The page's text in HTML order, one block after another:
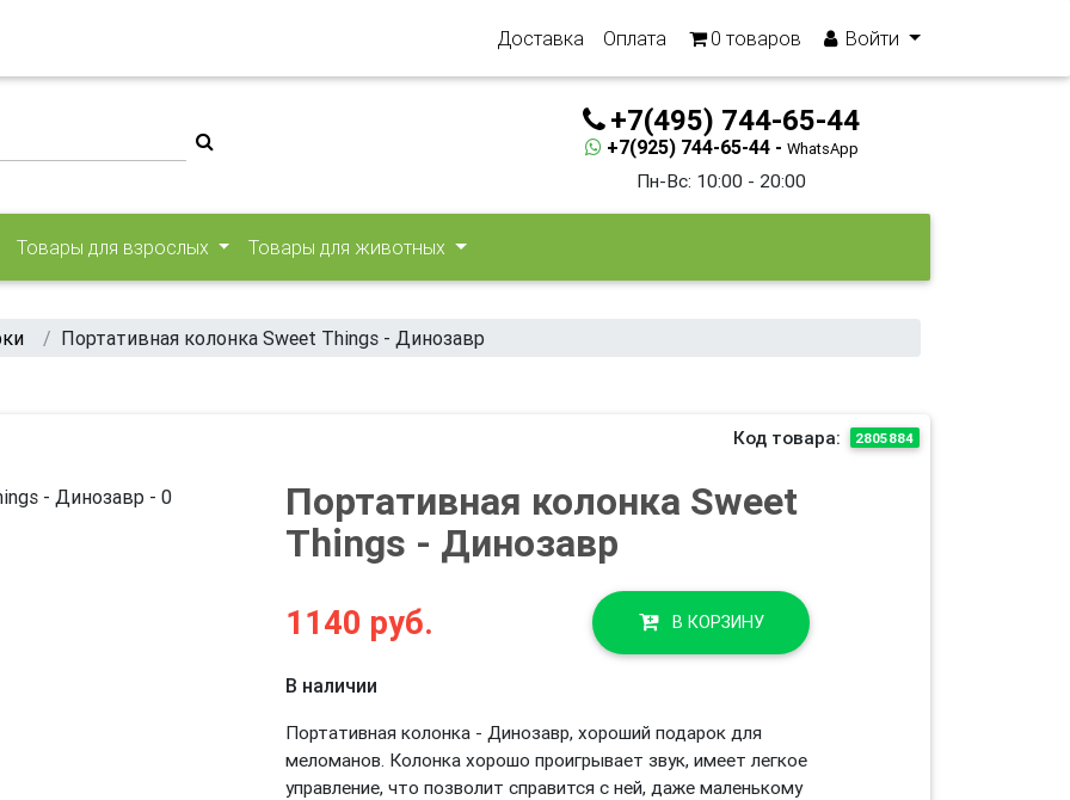
Доставка Оплата 0 товаров Войти
+7(495) 744-65-44
+7(925) 744-65-44 - WhatsApp
Пн-Вс: 10:00 - 20:00
Товары для взрослых Товары для животных
Портативная колонка Sweet Things - Динозавр
Код товара: 2805884
Портативная колонка Sweet
Things - Динозавр
1140 руб. В КОРЗИНУ
В наличии
Портативная колонка - Динозавр, хороший подарок для
меломанов. Колонка хорошо проигрывает звук, имеет легкое
управление, что позволит справится с ней, даже маленькому